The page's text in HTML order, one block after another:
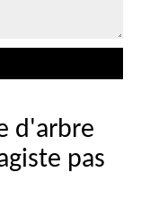
d'arbre
pas